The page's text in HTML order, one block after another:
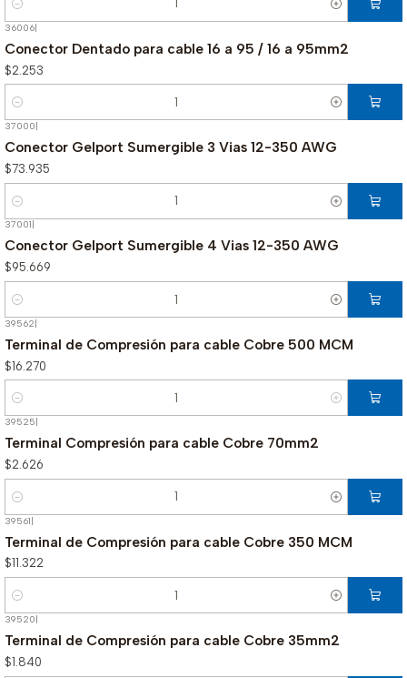
Cantidad
36006|
Conector Dentado para cable 16 a 95 / 16 a 95mm2
$2.253
Cantidad
37000
Conector Gelport Sumergible 3 Vias 12-350 AWG
$73.935
Cantidad
37001
Conector Gelport Sumergible 4 Vias 12-350 AWG
$95.669
Cantidad
39562|
Terminal de Compresión para cable Cobre 500 MCM
$16.270
Cantidad
39525
Terminal Compresión para cable Cobre 70mm2
$2.626
Cantidad
39561|
Terminal de Compresión para cable Cobre 350 MCM
$11.322
Cantidad
39520|
Terminal de Compresión para cable Cobre 35mm2
$1.840